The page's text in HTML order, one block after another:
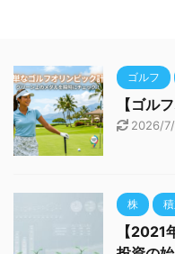
ゴルフ
【ゴル
2026/
株
【2021